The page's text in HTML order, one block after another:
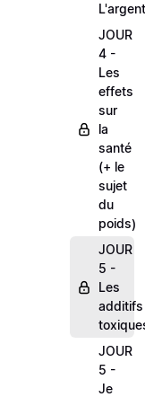
L'argent
JOUR
4 -
Les
effets
sur
la
santé
(+ le
sujet
du
poids)
JOUR
5 -
Les
additifs
JOUR
5 -
Je